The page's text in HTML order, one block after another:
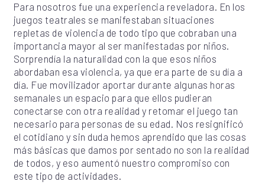
Para nosotros fue una experiencia reveladora. En los
juegos teatrales se manifestaban situaciones
repletas de violencia de todo tipo que cobraban una
importancia mayor al ser manifestadas por niños.
Sorprendía la naturalidad con la que esos niños
abordaban esa violencia, ya que era parte de su día a
día. Fue movilizador aportar durante algunas horas
semanales un espacio para que ellos pudieran
conectarse con otra realidad y retomar el juego tan
necesario para personas de su edad. Nos resignificó
el cotidiano y sin duda hemos aprendido que las cosas
más básicas que damos por sentado no son la realidad
de todos, y eso aumentó nuestro compromiso con
este tipo de actividades.